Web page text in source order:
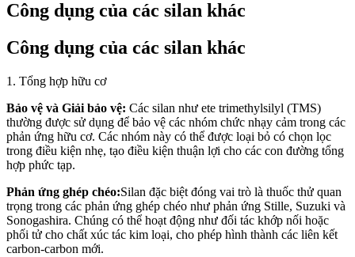
Công dụng của các silan khác
Công dụng của các silan khác
1. Tổng hợp hữu cơ
Bảo vệ và Giải bảo vệ: Các silan như ete trimethylsilyl (TMS)
thường được sử dụng để bảo vệ các nhóm chức nhạy cảm trong các
phản ứng hữu cơ. Các nhóm này có thể được loại bỏ có chọn lọc
trong điều kiện nhẹ, tạo điều kiện thuận lợi cho các con đường tổng
hợp phức tạp.
Phản ứng ghép chéo:Silan đặc biệt đóng vai trò là thuốc thử quan
trọng trong các phản ứng ghép chéo như phản ứng Stille, Suzuki và
Sonogashira. Chúng có thể hoạt động như đối tác khớp nối hoặc
phối tử cho chất xúc tác kim loại, cho phép hình thành các liên kết
carbon-carbon mới.